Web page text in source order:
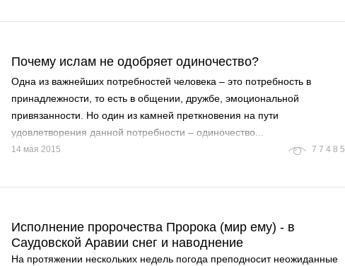
Почему ислам не одобряет одиночество?
Одна из важнейших потребностей человека – это потребность в
принадлежности, то есть в общении, дружбе, эмоциональной
привязанности. Но один из камней преткновения на пути
удовлетворения данной потребности – одиночество...
14 мая 2015 77485
Исполнение пророчества Пророка (мир ему) - в
Саудовской Аравии снег и наводнение
На протяжении нескольких недель погода преподносит неожиданные